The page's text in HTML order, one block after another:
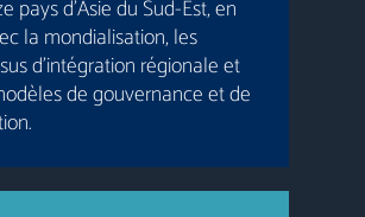
pays d’Asie du Sud-Est, en
la mondialisation, les
d’intégration régionale et
de gouvernance et de